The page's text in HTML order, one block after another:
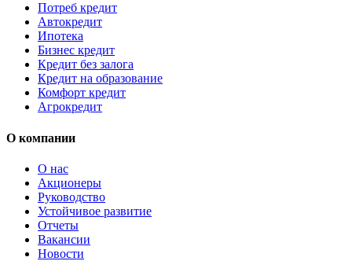
Потреб кредит
Автокредит
Ипотека
Бизнес кредит
Кредит без залога
Кредит на образование
Комфорт кредит
Агрокредит
О компании
О нас
Акционеры
Руководство
Устойчивое развитие
Отчеты
Вакансии
Новости